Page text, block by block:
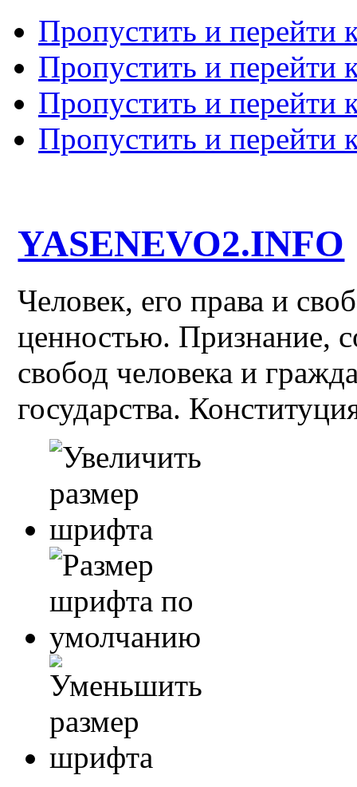
Пропустить и перейти
Пропустить и перейти
Пропустить и перейти
Пропустить и перейти
YASENEVO2.INFO
Человек, его права и
ценностью. Признание,
свобод человека и
государства.